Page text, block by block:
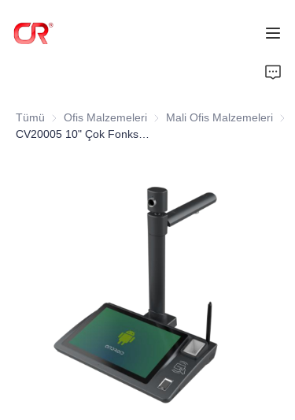
Tümü Ofis Malzemeleri Ofis Malzemeleri
Mali Ofis Malzemeleri
Ürünler